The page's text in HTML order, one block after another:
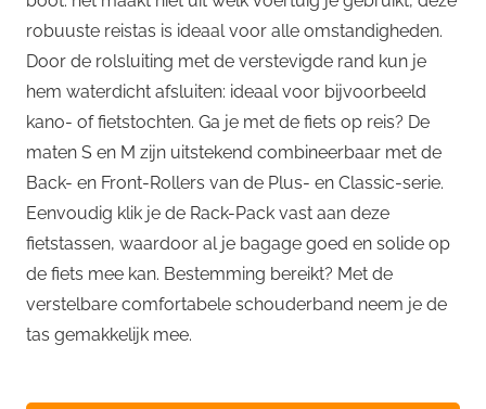
robuuste reistas is ideaal voor alle omstandigheden.
Door de rolsluiting met de verstevigde rand kun je
hem waterdicht afsluiten: ideaal voor bijvoorbeeld
kano- of fietstochten. Ga je met de fiets op reis? De
maten S en M zijn uitstekend combineerbaar met de
Back- en Front-Rollers van de Plus- en Classic-serie.
Eenvoudig klik je de Rack-Pack vast aan deze
fietstassen, waardoor al je bagage goed en solide op
de fiets mee kan. Bestemming bereikt? Met de
verstelbare comfortabele schouderband neem je de
tas gemakkelijk mee.